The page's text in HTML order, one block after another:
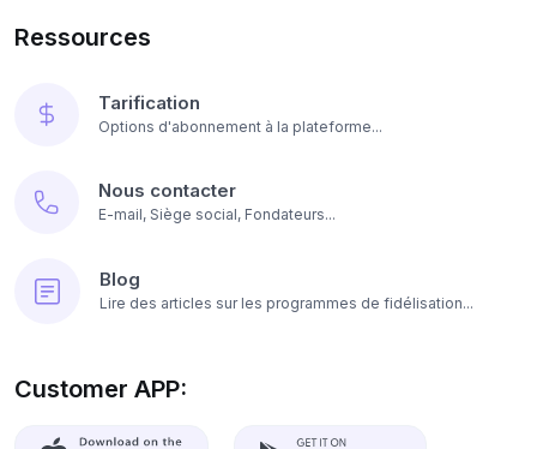
Ressources
Tarification
Options d'abonnement à la plateforme...
Nous contacter
E-mail, Siège social, Fondateurs...
Blog
Lire des articles sur les programmes de fidélisation...
Customer APP: